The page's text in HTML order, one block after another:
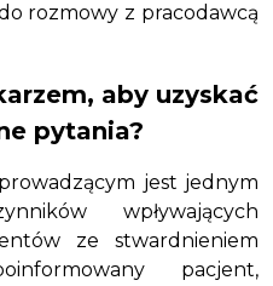
rozmowy z pracodawcą
aby uzyskać
pytania?
jest jednym
wpływających
ze stwardnieniem
pacjent,